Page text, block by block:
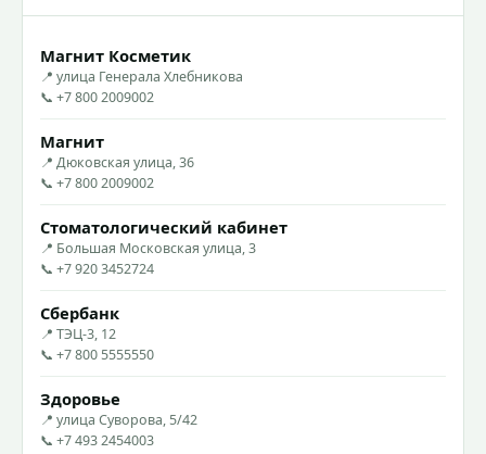
Магнит Косметик
📍 улица Генерала Хлебникова
📞 +7 800 2009002
Магнит
📍 Дюковская улица, 36
📞 +7 800 2009002
Стоматологический кабинет
📍 Большая Московская улица, 3
📞 +7 920 3452724
Сбербанк
📍 ТЭЦ-3, 12
📞 +7 800 5555550
Здоровье
📍 улица Суворова, 5/42
📞 +7 493 2454003